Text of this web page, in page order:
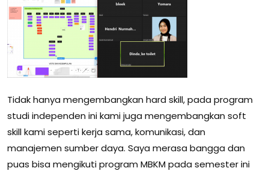
Tidak hanya mengembangkan hard skill, pada program
studi independen ini kami juga mengembangkan soft
skill kami seperti kerja sama, komunikasi, dan
manajemen sumber daya. Saya merasa bangga dan
puas bisa mengikuti program MBKM pada semester ini